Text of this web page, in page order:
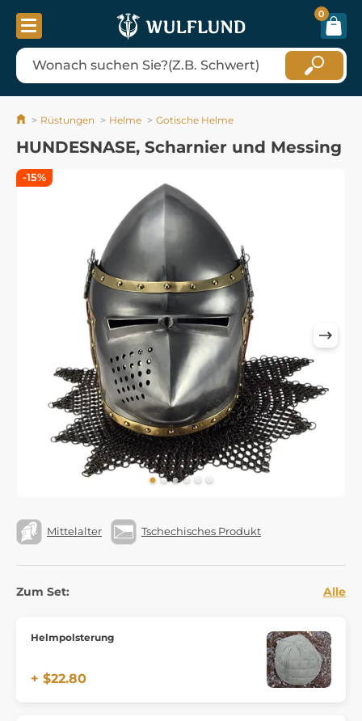
0
Rüstungen Helme Gotische Helme
HUNDESNASE, Scharnier und Messing
Mittelalter Tschechisches Produkt
Zum Set: Alle
Helmpolsterung
+ $22.80
-15%